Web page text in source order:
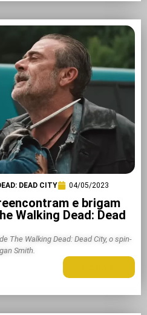
DEAD CITY 04/05/2023
e brigam
Walking Dead: Dead
The Walking Dead: Dead City, o spin-
Smith.